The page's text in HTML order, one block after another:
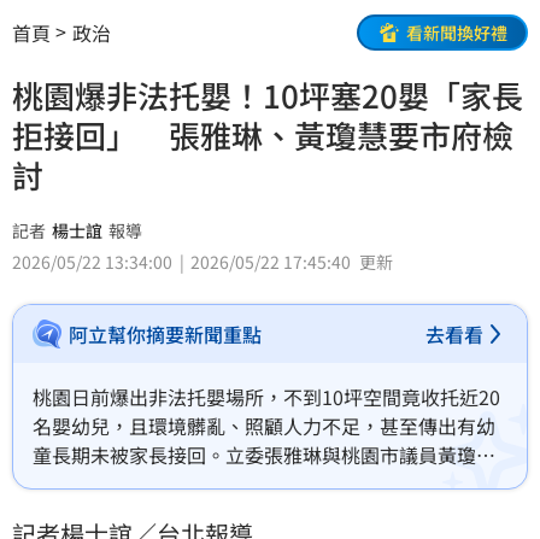
首頁 政治 看新聞換好禮
桃園爆非法托嬰！10坪塞20嬰「家長
拒接回」 張雅琳、黃瓊慧要市府檢
討
記者 楊士誼 報導
2026/05/22 13:34:00
2026/05/22 17:45:40 更新
阿立幫你摘要新聞重點 去看看
桃園日前爆出非法托嬰場所，不到10坪空間竟收托近20
名嬰幼兒，且環境髒亂、照顧人力不足，甚至傳出有幼
童長期未被家長接回。立委張雅琳與桃園市議員黃瓊慧
今（22）日指出，此事絕不能只被視為單一非法業者違